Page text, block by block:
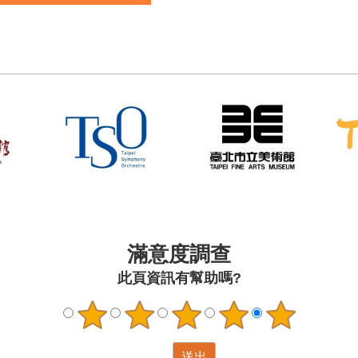
滿意度調查
此頁資訊有幫助嗎?